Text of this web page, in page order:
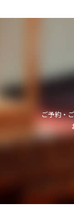
ご予約・